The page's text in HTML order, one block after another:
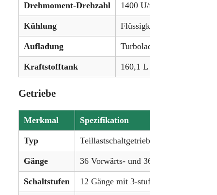
Drehmoment-Drehzahl 1400 U/min
Kühlung Flüssigkeitsgekühlt
Aufladung Turbolader mit
Kraftstofftank 160,1 L (42,3 Gallonen)
Getriebe
Merkmal Spezifikation
Typ Teillastschaltgetriebe
Gänge 36 Vorwärts- und 36 Rückwärtsgänge
Schaltstufen 12 Gänge mit 3-stufiger Lastschaltung